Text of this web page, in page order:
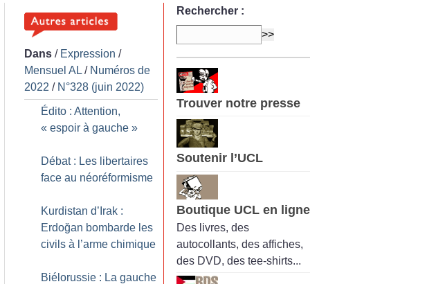
Dans / Expression /
Mensuel AL / Numéros de
2022 / N°328 (juin 2022)
Édito : Attention,
« espoir à gauche »
Débat : Les libertaires
face au néoréformisme
Kurdistan d’Irak :
Erdoğan bombarde les
civils à l’arme chimique
Biélorussie : La gauche
Rechercher :
Trouver notre presse
Soutenir l’UCL
Boutique UCL en ligne
Des livres, des
autocollants, des affiches,
des DVD, des tee-shirts...